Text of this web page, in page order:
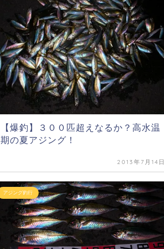
【爆釣】３００匹超えなるか？高水温
期の夏アジング！
2013年7月14日
アジング釣行